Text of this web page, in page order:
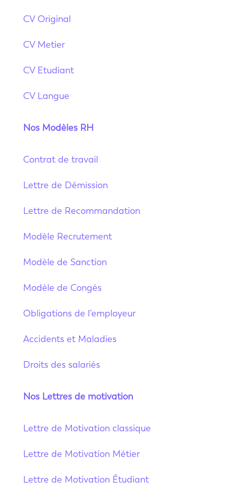
CV Original
CV Metier
CV Etudiant
CV Langue
Nos Modèles RH
Contrat de travail
Lettre de Démission
Lettre de Recommandation
Modèle Recrutement
Modèle de Sanction
Modèle de Congés
Obligations de l’employeur
Accidents et Maladies
Droits des salariés
Nos Lettres de motivation
Lettre de Motivation classique
Lettre de Motivation Métier
Lettre de Motivation Étudiant